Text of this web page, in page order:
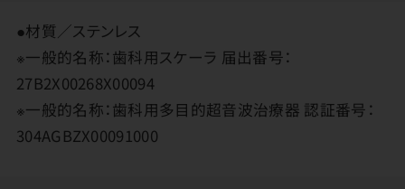
●材質／ステンレス
※一般的名称：歯科用スケーラ 届出番号：
27B2X00268X00094
※一般的名称：歯科用多目的超音波治療器 認証番号：
304AGBZX00091000